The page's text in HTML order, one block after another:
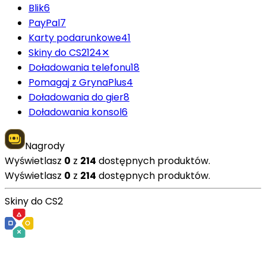
Blik6
PayPal7
Karty podarunkowe41
Skiny do CS2124✕
Doładowania telefonu18
Pomagaj z GrynaPlus4
Doładowania do gier8
Doładowania konsol6
Nagrody
Wyświetlasz 0 z 214 dostępnych produktów.
Wyświetlasz 0 z 214 dostępnych produktów.
Skiny do CS2